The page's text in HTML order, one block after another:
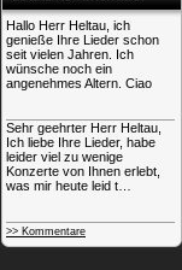
Hallo Herr Heltau, ich
genieße Ihre Lieder schon
seit vielen Jahren. Ich
wünsche noch ein
angenehmes Altern. Ciao
Sehr geehrter Herr Heltau,
Ich liebe Ihre Lieder, habe
leider viel zu wenige
Konzerte von Ihnen erlebt,
was mir heute leid t…
>> Kommentare